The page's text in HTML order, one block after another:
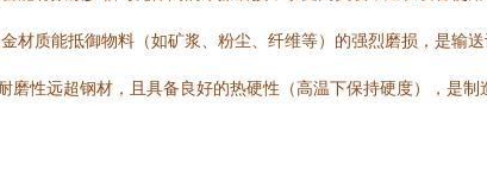
材质能抵御物料（如矿浆、粉尘、纤维等）的强烈磨损，是输送
磨性远超钢材，且具备良好的热硬性（高温下保持硬度），是制